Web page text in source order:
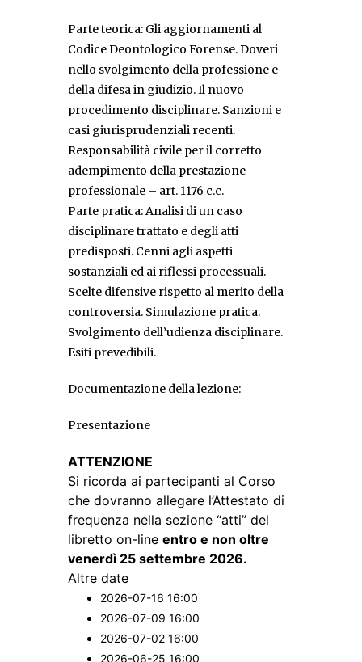
Parte teorica: Gli aggiornamenti al
Codice Deontologico Forense. Doveri
nello svolgimento della professione e
della difesa in giudizio. Il nuovo
procedimento disciplinare. Sanzioni e
casi giurisprudenziali recenti.
Responsabilità civile per il corretto
adempimento della prestazione
professionale – art. 1176 c.c.
Parte pratica: Analisi di un caso
disciplinare trattato e degli atti
predisposti. Cenni agli aspetti
sostanziali ed ai riflessi processuali.
Scelte difensive rispetto al merito della
controversia. Simulazione pratica.
Svolgimento dell’udienza disciplinare.
Esiti prevedibili.
Documentazione della lezione:
Presentazione
ATTENZIONE
Si ricorda ai partecipanti al Corso
che dovranno allegare l’Attestato di
frequenza nella sezione “atti” del
libretto on-line entro e non oltre
venerdì 25 settembre 2026.
Altre date
2026-07-16 16:00
2026-07-09 16:00
2026-07-02 16:00
2026-06-25 16:00